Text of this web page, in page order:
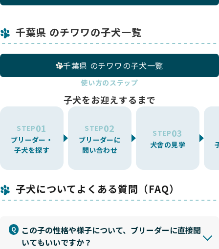
千葉県 のチワワの子犬一覧
千葉県 のチワワの子犬一覧
使い方のステップ
子犬をお迎えするまで
STEP01
ブリーダー・
子犬を探す
STEP02
ブリーダーに
問い合わせ
STEP03
犬舎の見学
子犬についてよくある質問（FAQ）
この子の性格や様子について、ブリーダーに直接聞
いてもいいですか？